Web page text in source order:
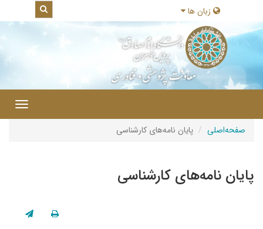
زبان ها
صفحه‌اصلی پایان نامه‌های کارشناسی
پایان نامه‌های کارشناسی